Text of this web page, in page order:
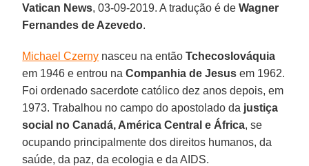
Vatican News, 03-09-2019. A tradução é deWagner
Fernandes de Azevedo.
Michael Czerny nasceu na entãoTchecoslováquia
em 1946 e entrou naCompanhia de Jesus em 1962.
Foi ordenado sacerdote católico dez anos depois, em
1973. Trabalhou no campo do apostolado da justiça
social no Canadá, América Central e África, se
ocupando principalmente dos direitos humanos, da
saúde, da paz, da ecologia e da AIDS.